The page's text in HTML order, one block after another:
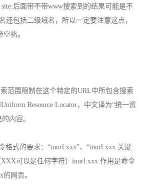
后面带不带www搜索到的结果可能是不
还包括二级域名，所以一定要注意这点，
格。
围限制在这个特定的URL中所包含搜索
Resource Locator，中文译为“统一资
内容。
式的要求：“inurl:xxx”、“inurl:xxx 关键
可以是任何字符）inurl:xxx 作用是命令
网页。